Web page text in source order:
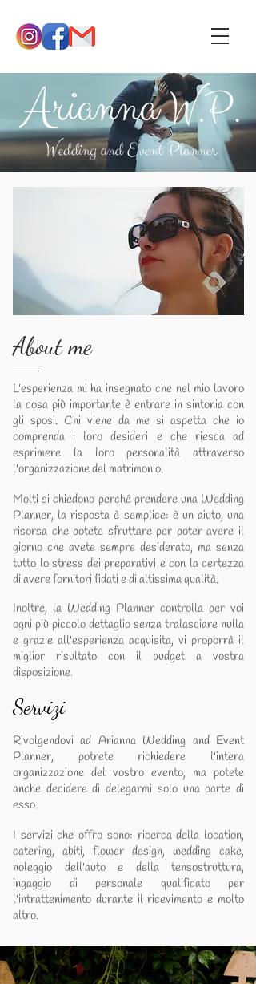
About me
L'esperienza mi ha insegnato che nel mio lavoro
la cosa più importante è entrare in sintonia con
gli sposi. Chi viene da me si aspetta che io
comprenda i loro desideri e che riesca ad
esprimere la loro personalità attraverso
l'organizzazione del matrimonio.
Molti si chiedono perché prendere una Wedding
Planner, la risposta è semplice: è un aiuto, una
risorsa che potete sfruttare per poter avere il
giorno che avete sempre desiderato, ma senza
tutto lo stress dei preparativi e con la certezza
di avere fornitori fidati e di altissima qualità.
Inoltre, la Wedding Planner controlla per voi
ogni più piccolo dettaglio senza tralasciare nulla
e grazie all'esperienza acquisita, vi proporrà il
miglior risultato con il budget a vostra
disposizione.
Servizi
Rivolgendovi ad Arianna Wedding and Event
Planner, potrete richiedere l'intera
organizzazione del vostro evento, ma potete
anche decidere di delegarmi solo una parte di
esso.
I servizi che offro sono: ricerca della location,
catering, abiti, flower design, wedding cake,
noleggio dell'auto e della tensostruttura,
ingaggio di personale qualificato per
l'intrattenimento durante il ricevimento e molto
altro.